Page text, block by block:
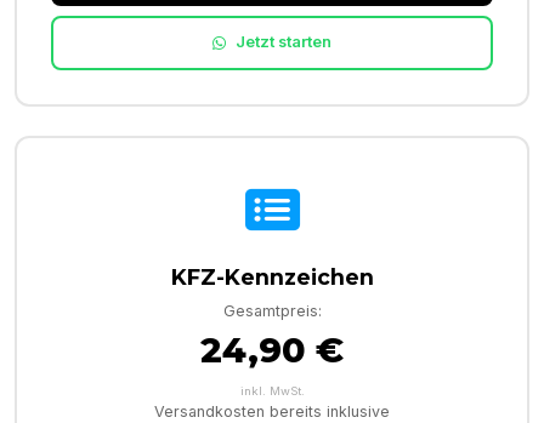
Jetzt starten
KFZ-Kennzeichen
Gesamtpreis:
24,90 €
inkl. MwSt.
Versandkosten bereits inklusive